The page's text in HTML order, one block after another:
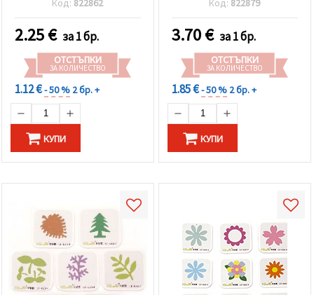
2.25€ за 1 бр.
ОТСТЪПКИ
ЗА КОЛИЧЕСТВО
1.12 €- 50 % 2 бр. +
КУПИ
3.70€ за 1 бр.
ОТСТЪПКИ
ЗА КОЛИЧЕСТВО
1.85 €- 50 % 2 бр. +
КУПИ